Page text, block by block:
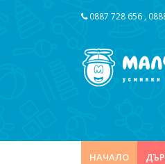
0887 728 656 ,
НАЧАЛО